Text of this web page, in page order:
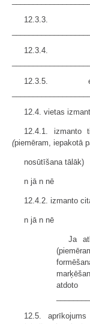
12.4. vietas
12.4.1. izmanto
(piemēram, iepakotā
nosūtīšana tālāk)
n jā n nē
12.4.2. izmanto
n jā n nē
Ja
12.5.